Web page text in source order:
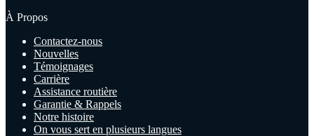
À Propos
Contactez-nous
Nouvelles
Témoignages
Carrière
Assistance routière
Garantie & Rappels
Notre histoire
On vous sert en plusieurs langues